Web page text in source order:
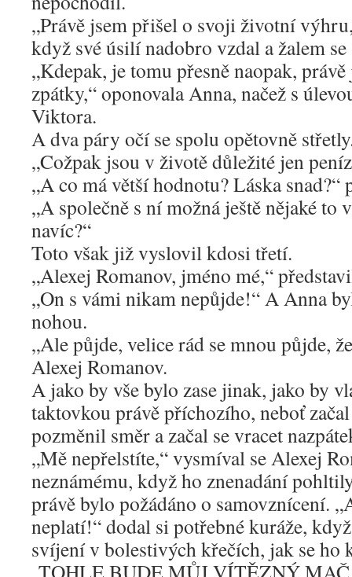
„Právě jsem přišel o svoji životní
když své úsilí nadobro vzdal a žalem se
„Kdepak, je tomu přesně naopak,
zpátky,“ oponovala Anna, načež s
Viktora.
A dva páry očí se spolu opětovně
„Cožpak jsou v životě důležité jen
„A co má větší hodnotu? Láska
„A společně s ní možná ještě nějaké to
navíc?“
Toto však již vyslovil kdosi třetí.
„Alexej Romanov, jméno mé,“
„On s vámi nikam nepůjde!“ A Anna
nohou.
„Ale půjde, velice rád se mnou půjde,
Alexej Romanov.
A jako by vše bylo zase jinak, jako by
taktovkou právě příchozího, neboť
pozměnil směr a začal se vracet
„Mě nepřelstíte,“ vysmíval se Alexej
neznámému, když ho znenadání
právě bylo požádáno o samovznícení.
neplatí!“ dodal si potřebné kuráže,
svíjení v bolestivých křečích, jak se ho
„TOHLE BUDE MŮJ VÍTĚZNÝ